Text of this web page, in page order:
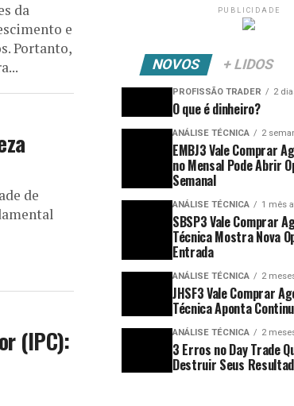
da
e
Portanto,
de
(IPC):
PUBLICIDADE
NOVOS + LIDOS
PROFISSÃO TRADER 2
O que é dinheiro?
ANÁLISE TÉCNICA 2
EMBJ3 Vale Comprar
no Mensal Pode Abrir
Semanal
ANÁLISE TÉCNICA 1 mês
SBSP3 Vale Comprar
Técnica Mostra Nova
Entrada
ANÁLISE TÉCNICA 2
JHSF3 Vale Comprar
Técnica Aponta
ANÁLISE TÉCNICA 2
3 Erros no Day Trade
Destruir Seus